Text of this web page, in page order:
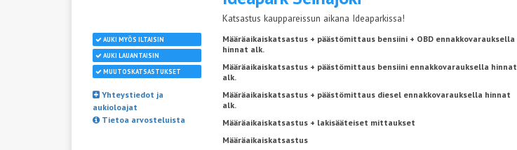
Katsastus kauppareissun aikana Ideaparkissa!
AUKI MYÖS ILTAISIN
AUKI LAUANTAISIN
MUUTOSKATSASTUKSET
Yhteystiedot ja
aukioloajat
Tietoa arvosteluista
Määräaikaiskatsastus + päästömittaus bensiini + OBD ennakkovarauksella
hinnat alk.
Määräaikaiskatsastus + päästömittaus bensiini ennakkovarauksella hinnat
alk.
Määräaikaiskatsastus + päästömittaus diesel ennakkovarauksella hinnat
alk.
Määräaikaiskatsastus + lakisääteiset mittaukset
Määräaikaiskatsastus